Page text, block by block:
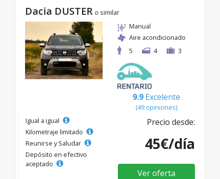
puedes elegir el modelo ideal de la categoría
seleccionada, con tarifas excelentes desde solo
29€/día.
Dacia DUSTER o similar
Manual
Aire acondicionado
5
4 3
9.9 Excelente
(49 opiniones)
Igual a igual
Kilometraje limitado
Reunirse y Saludar
Depósito en efectivo
aceptado
Precio desde:
45€/día
Ver oferta